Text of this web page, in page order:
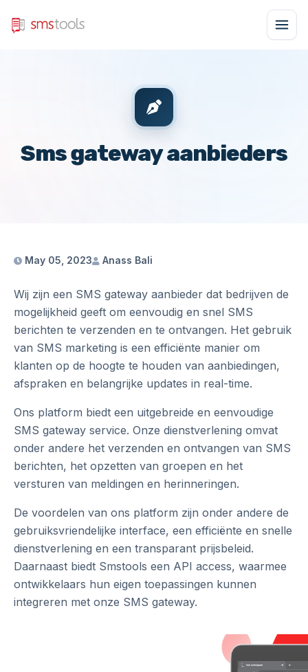
Sms gateway aanbieders
May 05, 2023 Anass Bali
Wij zijn een SMS gateway aanbieder dat bedrijven de
mogelijkheid geeft om eenvoudig en snel SMS
berichten te verzenden en te ontvangen. Het gebruik
van SMS marketing is een efficiënte manier om
klanten op de hoogte te houden van aanbiedingen,
afspraken en belangrijke updates in real-time.
Ons platform biedt een uitgebreide en eenvoudige
SMS gateway service. Onze dienstverlening omvat
onder andere het verzenden en ontvangen van SMS
berichten, het opzetten van groepen en het
versturen van meldingen en herinneringen.
De voordelen van ons platform zijn onder andere de
gebruiksvriendelijke interface, een efficiënte en snelle
dienstverlening en een transparant prijsbeleid.
Daarnaast biedt Smstools een API access, waarmee
ontwikkelaars hun eigen toepassingen kunnen
integreren met onze SMS gateway.